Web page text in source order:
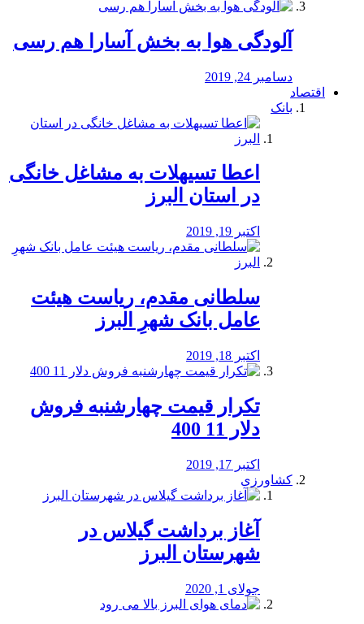
آلودگی هوا به بخش آسارا هم رسی
دسامبر 24, 2019
اقتصاد
بانک
️اعطا تسیهلات به مشاغل خانگی
در استان البرز
اکتبر 19, 2019
سلطانی مقدم، ریاست هیئت
عامل بانک شهرِ البرز
اکتبر 18, 2019
تکرار قیمت چهارشنبه فروش
دلار 11 400
اکتبر 17, 2019
کشاورزی
آغاز برداشت گیلاس در
شهرستان البرز
جولای 1, 2020